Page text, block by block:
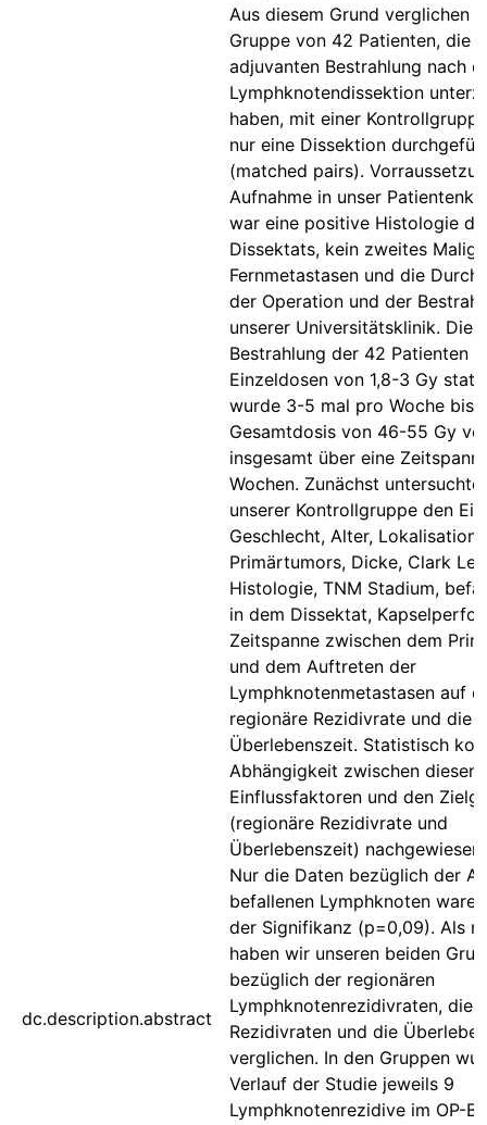
dc.description.abstract
Aus diesem Grund verglichen
Gruppe von 42 Patienten, die
adjuvanten Bestrahlung nach
Lymphknotendissektion
haben, mit einer
nur eine Dissektion
(matched pairs).
Aufnahme in unser
war eine positive Histologie
Dissektats, kein zweites
Fernmetastasen und die
der Operation und der
unserer Universitätsklinik. Die
Bestrahlung der 42 Patienten
Einzeldosen von 1,8-3 Gy
wurde 3-5 mal pro Woche bis
Gesamtdosis von 46-55 Gy
insgesamt über eine
Wochen. Zunächst
unserer Kontrollgruppe den
Geschlecht, Alter, Lokalisation
Primärtumors, Dicke, Clark
Histologie, TNM Stadium,
in dem Dissektat,
Zeitspanne zwischen dem
und dem Auftreten der
Lymphknotenmetastasen auf
regionäre Rezidivrate und die
Überlebenszeit. Statistisch
Abhängigkeit zwischen diesen
Einflussfaktoren und den
(regionäre Rezidivrate und
Überlebenszeit) nachgewiesen
Nur die Daten bezüglich der
befallenen Lymphknoten
der Signifikanz (p=0,09). Als
haben wir unseren beiden
bezüglich der regionären
Lymphknotenrezidivraten, die
Rezidivraten und die
verglichen. In den Gruppen
Verlauf der Studie jeweils 9
Lymphknotenrezidive im OP-